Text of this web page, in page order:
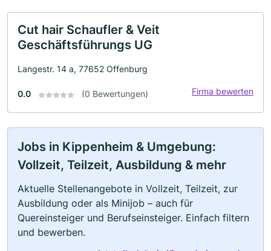
Cut hair Schaufler & Veit
Geschäftsführungs UG
Langestr. 14 a, 77652 Offenburg
0.0 (0 Bewertungen) Firma bewerten
Jobs in Kippenheim & Umgebung:
Vollzeit, Teilzeit, Ausbildung & mehr
Aktuelle Stellenangebote in Vollzeit, Teilzeit, zur
Ausbildung oder als Minijob – auch für
Quereinsteiger und Berufseinsteiger. Einfach filtern
und bewerben.